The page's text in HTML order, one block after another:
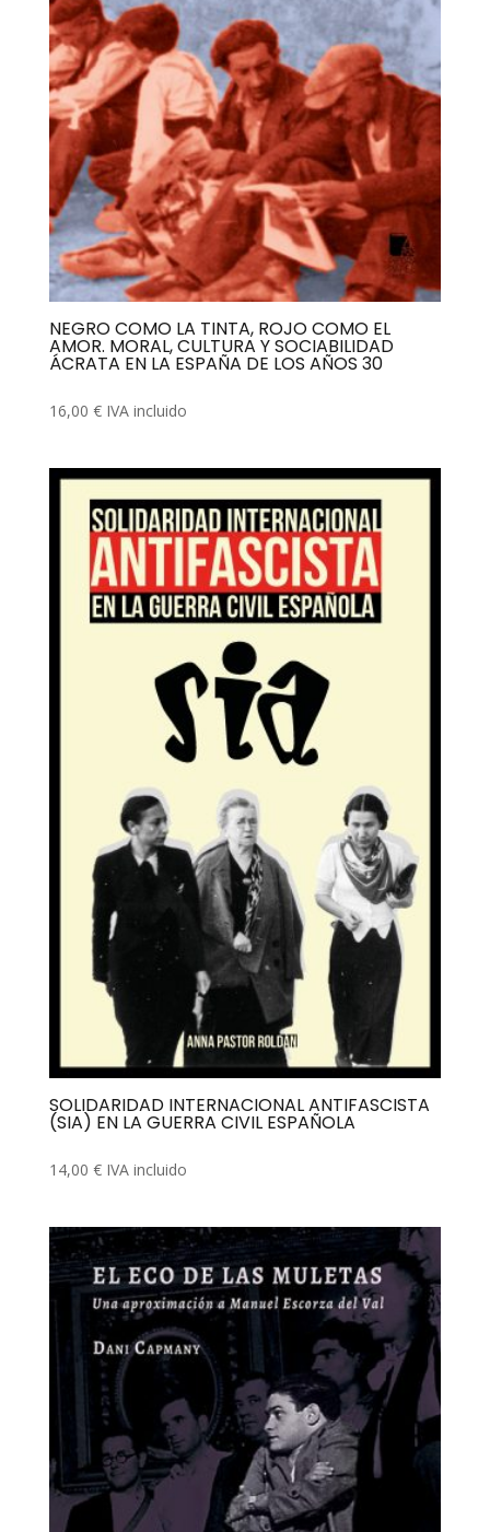
NEGRO COMO LA TINTA, ROJO COMO EL
AMOR. MORAL, CULTURA Y SOCIABILIDAD
ÁCRATA EN LA ESPAÑA DE LOS AÑOS 30
16,00 € IVA incluido
SOLIDARIDAD INTERNACIONAL ANTIFASCISTA
(SIA) EN LA GUERRA CIVIL ESPAÑOLA
14,00 € IVA incluido